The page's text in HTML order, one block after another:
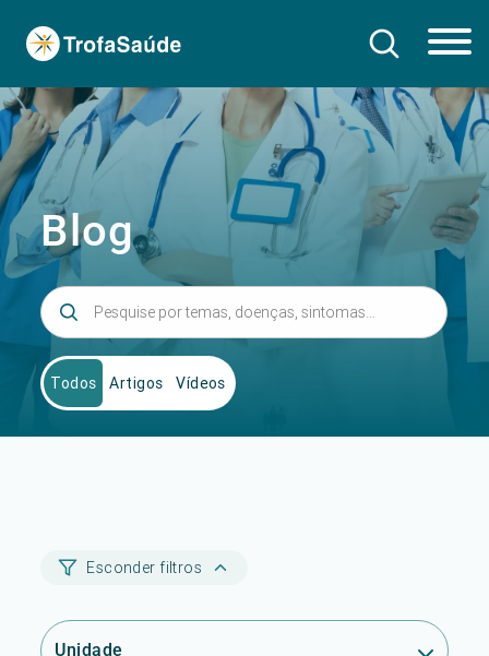
Blog
Todos Artigos Vídeos
Esconder filtros
Unidade